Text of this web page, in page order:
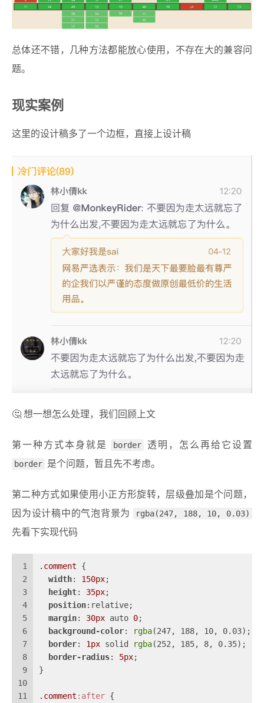
总体还不错，几种方法都能放心使用，不存在大的兼容问
题。
现实案例
这里的设计稿多了一个边框，直接上设计稿
🤔️ 想一想怎么处理，我们回顾上文
第一种方式本身就是 border
透明，怎么再给它设置
border 是个问题，暂且先不考虑。
第二种方式如果使用小正方形旋转，层级叠加是个问题，
因为设计稿中的气泡背景为
rgba(247, 188, 10, 0.03)
先看下实现代码
1
2
3
4
5
6
7
8
9
10
11
.comment {
width: 150px;
height: 35px;
position:relative;
margin: 30px auto 0;
background-color: rgba(247, 188, 10, 0.03);
border: 1px solid rgba(252, 185, 8, 0.35);
border-radius: 5px;
}
.comment :after {